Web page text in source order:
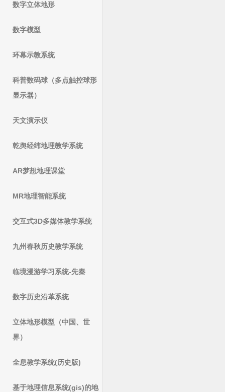
数字立体地形
数字模型
环幕示教系统
科普数码球（多点触控球形
显示器）
天文演示仪
乾舆经纬地理教学系统
AR梦想地理课堂
MR地理智能系统
交互式3D多媒体教学系统
九州春秋历史教学系统
临境漫游学习系统-先秦
数字历史沿革系统
立体地形模型（中国、世
界）
全息教学系统(历史版)
基于地理信息系统(gis)的地